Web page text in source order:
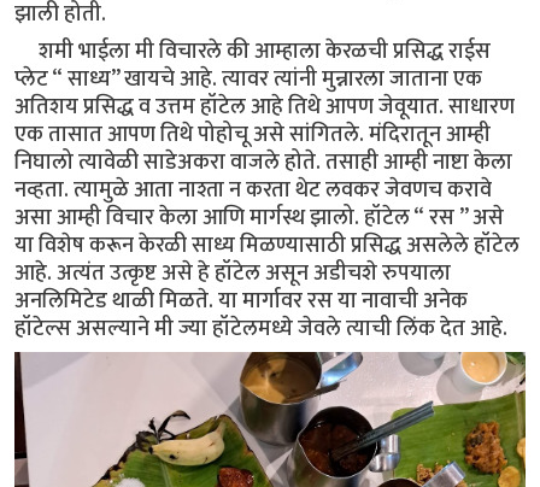
झाली होती.
शमी भाईला मी विचारले की आम्हाला केरळची प्रसिद्ध राईस
प्लेट “ साध्य” खायचे आहे. त्यावर त्यांनी मुन्नारला जाताना एक
अतिशय प्रसिद्ध व उत्तम हॉटेल आहे तिथे आपण जेवूयात. साधारण
एक तासात आपण तिथे पोहोचू असे सांगितले. मंदिरातून आम्ही
निघालो त्यावेळी साडेअकरा वाजले होते. तसाही आम्ही नाष्टा केला
नव्हता. त्यामुळे आता नाश्ता न करता थेट लवकर जेवणच करावे
असा आम्ही विचार केला आणि मार्गस्थ झालो. हॉटेल “ रस ” असे
या विशेष करून केरळी साध्य मिळण्यासाठी प्रसिद्ध असलेले हॉटेल
आहे. अत्यंत उत्कृष्ट असे हे हॉटेल असून अडीचशे रुपयाला
अनलिमिटेड थाळी मिळते. या मार्गावर रस या नावाची अनेक
हॉटेल्स असल्याने मी ज्या हॉटेलमध्ये जेवले त्याची लिंक देत आहे.